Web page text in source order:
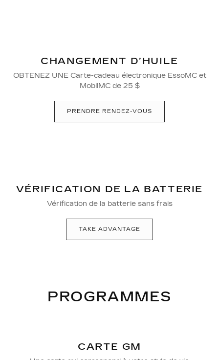
CHANGEMENT D’HUILE
OBTENEZ UNE Carte-cadeau électronique EssoMC et
MobilMC de 25 $
PRENDRE RENDEZ-VOUS
VÉRIFICATION DE LA BATTERIE
Vérification de la batterie sans frais
TAKE ADVANTAGE
PROGRAMMES
CARTE GM